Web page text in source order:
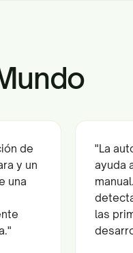
de
y un
una
"La
ayuda
las